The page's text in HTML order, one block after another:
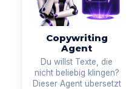
Copywriting
Agent
Du willst Texte, die
nicht beliebig klingen?
Dieser Agent übersetzt